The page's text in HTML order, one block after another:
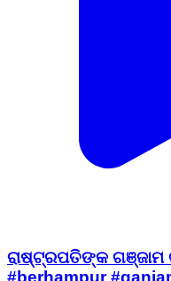
ରାଷ୍ଟ୍ରପତିଙ୍କ ଗଞ୍ଜାମ